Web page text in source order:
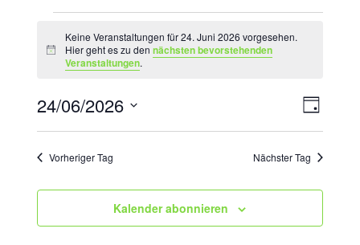
FÜR
JUNI
Hinweis
Keine Veranstaltungen für 24. Juni 2026 vorgesehen.
Hier geht es zu den nächsten bevorstehenden
Veranstaltungen.
Tag
24/06/2026
Datum
wählen.
Vorheriger Tag Nächster Tag
Kalender abonnieren